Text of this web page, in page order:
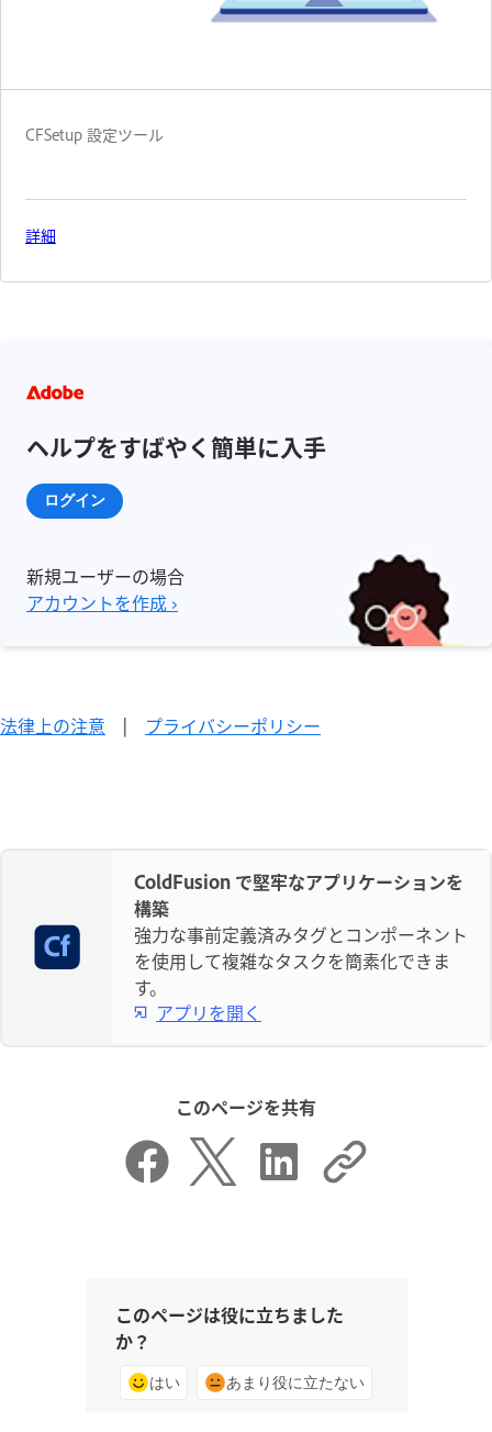
CFSetup 設定ツール
詳細
ヘルプをすばやく簡単に入手
ログイン
新規ユーザーの場合
アカウントを作成 ›
法律上の注意 | プライバシーポリシー
ColdFusion で堅牢なアプリケーションを
構築
強力な事前定義済みタグとコンポーネント
を使用して複雑なタスクを簡素化できま
す。
アプリを開く
このページを共有
このページは役に立ちました
か？
はい あまり役に立たない